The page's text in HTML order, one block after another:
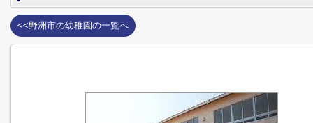
<<野洲市の幼稚園の一覧へ